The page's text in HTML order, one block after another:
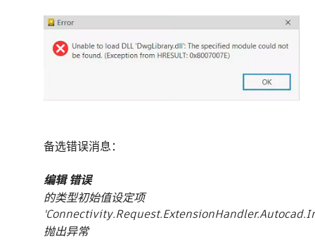
备选错误消息：
编辑 错误
的类型初始值设定项
抛出异常